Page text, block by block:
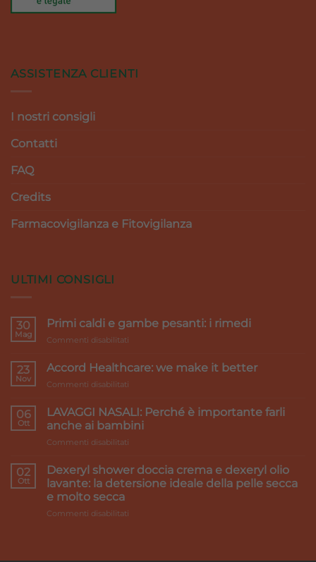
ASSISTENZA CLIENTI
I nostri consigli
Contatti
FAQ
Credits
Farmacovigilanza e Fitovigilanza
ULTIMI CONSIGLI
30
Mag
Primi caldi e gambe pesanti: i rimedi
Commenti disabilitati
e
i
rimedi
23
Nov
Accord Healthcare: we make it better
Commenti disabilitati
Healthcare:
we
make
06
Ott
LAVAGGI NASALI: Perché è importante farli
anche ai bambini
Commenti disabilitati
NASALI:
Perché
è
02
Ott
Dexeryl shower doccia crema e dexeryl olio
lavante: la detersione ideale della pelle secca
e molto secca
Commenti disabilitati